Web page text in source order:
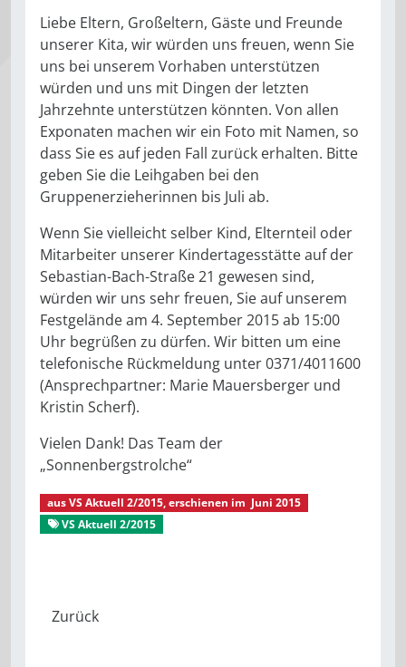
Liebe Eltern, Großeltern, Gäste und Freunde
unserer Kita, wir würden uns freuen, wenn Sie
uns bei unserem Vorhaben unterstützen
würden und uns mit Dingen der letzten
Jahrzehnte unterstützen könnten. Von allen
Exponaten machen wir ein Foto mit Namen, so
dass Sie es auf jeden Fall zurück erhalten. Bitte
geben Sie die Leihgaben bei den
Gruppenerzieherinnen bis Juli ab.
Wenn Sie vielleicht selber Kind, Elternteil oder
Mitarbeiter unserer Kindertagesstätte auf der
Sebastian-Bach-Straße 21 gewesen sind,
würden wir uns sehr freuen, Sie auf unserem
Festgelände am 4. September 2015 ab 15:00
Uhr begrüßen zu dürfen. Wir bitten um eine
telefonische Rückmeldung unter 0371/4011600
(Ansprechpartner: Marie Mauersberger und
Kristin Scherf).
Vielen Dank! Das Team der
„Sonnenbergstrolche“
ausVS Aktuell 2/2015, erschienen im Juni 2015
VS Aktuell 2/2015